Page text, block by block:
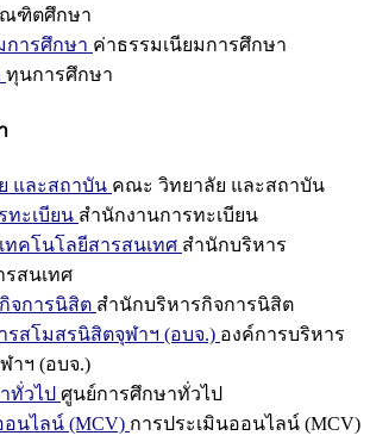
ฑิตศึกษา
การศึกษา ค่าธรรมเนียมการศึกษา
ทุนการศึกษา
และสถาบัน คณะ วิทยาลัย และสถาบัน
ทะเบียน สำนักงานการทะเบียน
ทคโนโลยีสารสนเทศ สำนักบริหาร
รสนเทศ
จการนิสิต สำนักบริหารกิจการนิสิต
รสโมสรนิสิตจุฬาฯ (อบจ.) องค์การบริหาร
าฯ (อบจ.)
ทั่วไป ศูนย์การศึกษาทั่วไป
อนไลน์ (MCV) การประเมินออนไลน์ (MCV)